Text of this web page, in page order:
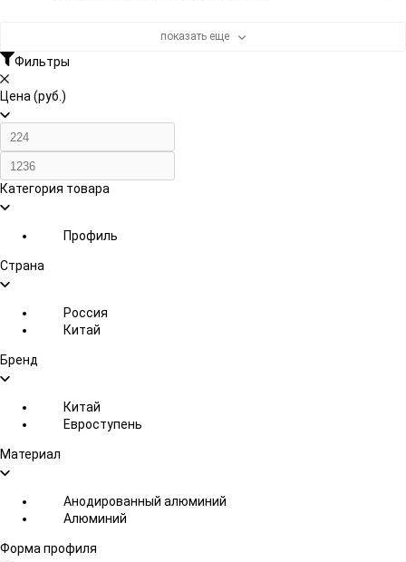
показать еще
Фильтры
Цена (руб.)
Категория товара
Профиль
Страна
Россия
Китай
Бренд
Китай
Евроступень
Материал
Анодированный алюминий
Алюминий
Форма профиля